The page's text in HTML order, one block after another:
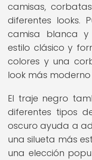
camisas,
diferentes looks.
camisa blanca
estilo clásico y
colores y una
look más
El traje negro
diferentes tipos
oscuro ayuda a
una silueta más
una elección